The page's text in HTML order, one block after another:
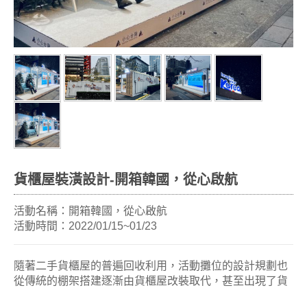
貨櫃屋裝潢設計-開箱韓國，從心啟航
活動名稱：開箱韓國，從心啟航
活動時間： 2022/01/15~01/23
隨著二手貨櫃屋的普遍回收利用，活動攤位的設計規劃也
從傳統的棚架搭建逐漸由貨櫃屋改裝取代，甚至出現了貨